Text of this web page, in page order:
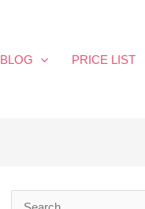
BLOG PRICE LIST